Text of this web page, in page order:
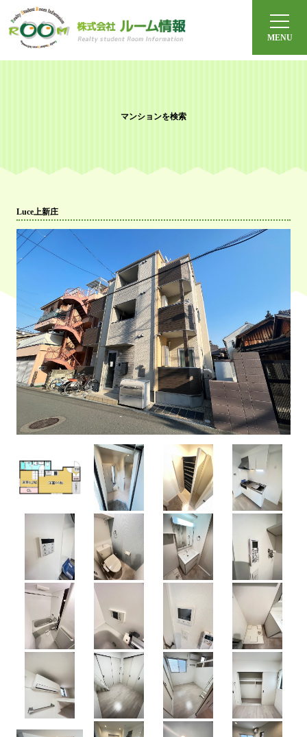
ルーム情報とは？
オンライン見学
沿線から探す
学校から検索
エリアから探す
0120-99-8801 お問い合わせ
マンションを検索
Luce上新庄